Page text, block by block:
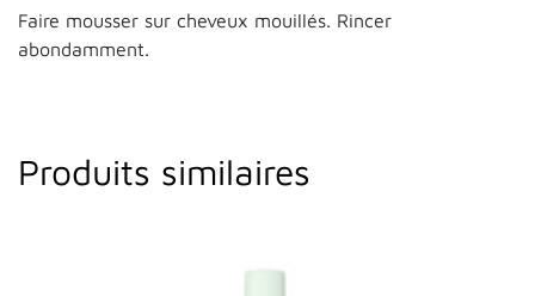
Faire mousser sur cheveux mouillés. Rincer
abondamment.
Produits similaires